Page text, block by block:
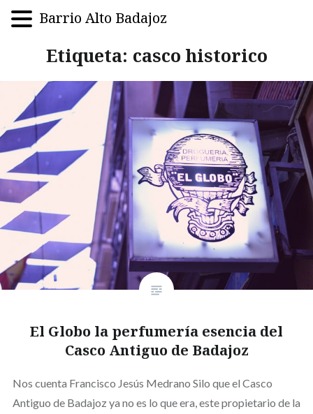
Etiqueta: casco historico
El Globo la perfumería esencia del
Casco Antiguo de Badajoz
Nos cuenta Francisco Jesús Medrano Silo que el Casco
Antiguo de Badajoz ya no es lo que era, este propietario de la
Barrio Alto Badajoz